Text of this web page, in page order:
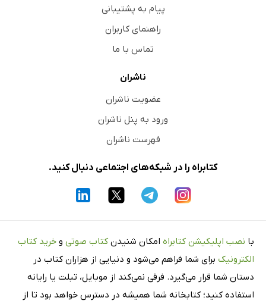
پیام به پشتیبانی
راهنمای کاربران
تماس با ما
ناشران
عضویت ناشران
ورود به پنل ناشران
فهرست ناشران
کتابراه را در شبکه‌های اجتماعی دنبال کنید.
با نصب اپلیکیشن کتابراه امکان شنیدن کتاب صوتی و خرید کتاب
الکترونیک برای شما فراهم می‌شود و دنیایی از هزاران کتاب در
دستان شما قرار می‌گیرد. فرقی نمی‌کند از موبایل، تبلت یا رایانه
استفاده کنید؛ کتابخانه شما همیشه در دسترس خواهد بود تا از